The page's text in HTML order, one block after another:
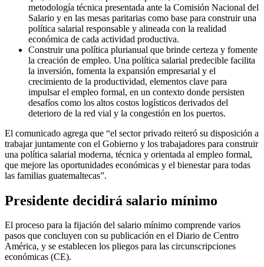
metodología técnica presentada ante la Comisión Nacional del
Salario y en las mesas paritarias como base para construir una
política salarial responsable y alineada con la realidad
económica de cada actividad productiva.
Construir una política plurianual que brinde certeza y fomente
la creación de empleo. Una política salarial predecible facilita
la inversión, fomenta la expansión empresarial y el
crecimiento de la productividad, elementos clave para
impulsar el empleo formal, en un contexto donde persisten
desafíos como los altos costos logísticos derivados del
deterioro de la red vial y la congestión en los puertos.
El comunicado agrega que “el sector privado reiteró su disposición a
trabajar juntamente con el Gobierno y los trabajadores para construir
una política salarial moderna, técnica y orientada al empleo formal,
que mejore las oportunidades económicas y el bienestar para todas
las familias guatemaltecas”.
Presidente decidirá salario mínimo
El proceso para la fijación del salario mínimo comprende varios
pasos que concluyen con su publicación en el Diario de Centro
América, y se establecen los pliegos para las circunscripciones
económicas (CE).